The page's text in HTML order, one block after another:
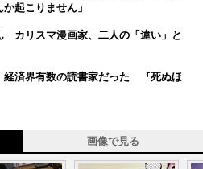
起こりません」
カリスマ漫画家、二人の「違い」と
経済界有数の読書家だった 『死ぬほ
画像で見る